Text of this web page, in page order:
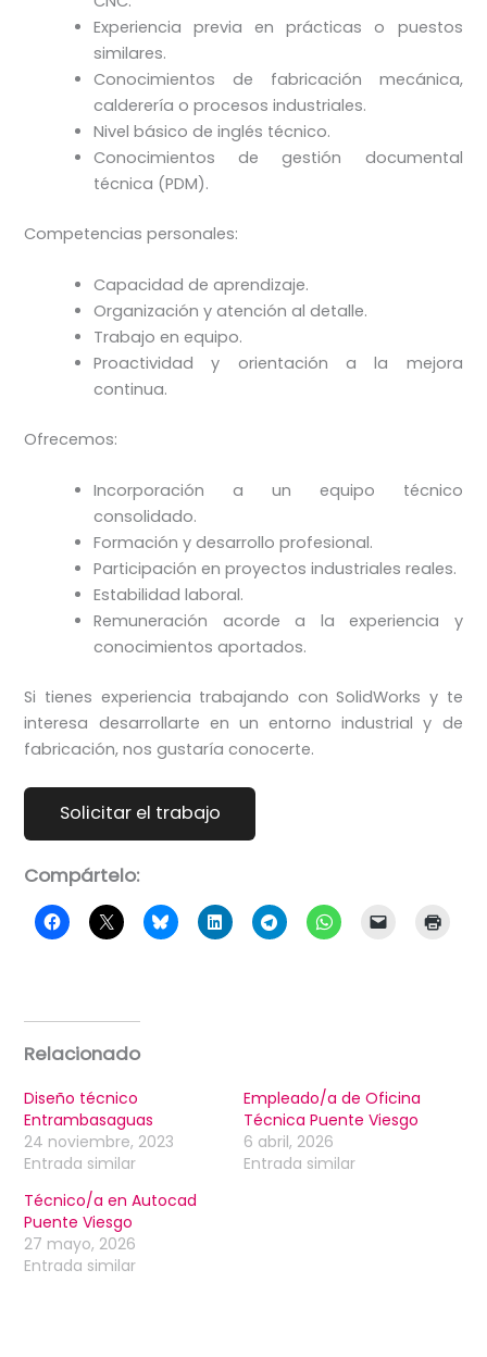
Experiencia previa en prácticas o puestos
similares.
Conocimientos de fabricación mecánica,
calderería o procesos industriales.
Nivel básico de inglés técnico.
Conocimientos de gestión documental
técnica (PDM).
Competencias personales:
Capacidad de aprendizaje.
Organización y atención al detalle.
Trabajo en equipo.
Proactividad y orientación a la mejora
continua.
Ofrecemos:
Incorporación a un equipo técnico
consolidado.
Formación y desarrollo profesional.
Participación en proyectos industriales reales.
Estabilidad laboral.
Remuneración acorde a la experiencia y
conocimientos aportados.
Si tienes experiencia trabajando con SolidWorks y te
interesa desarrollarte en un entorno industrial y de
fabricación, nos gustaría conocerte.
Compártelo:
Relacionado
Diseño técnico
Entrambasaguas
24 noviembre, 2023
Entrada similar
Empleado/a de Oficina
Técnica Puente Viesgo
6 abril, 2026
Entrada similar
Técnico/a en Autocad
Puente Viesgo
27 mayo, 2026
Entrada similar